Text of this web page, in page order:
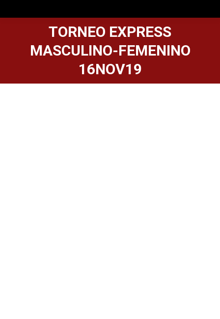
TORNEO EXPRESS
MASCULINO-FEMENINO
16NOV19